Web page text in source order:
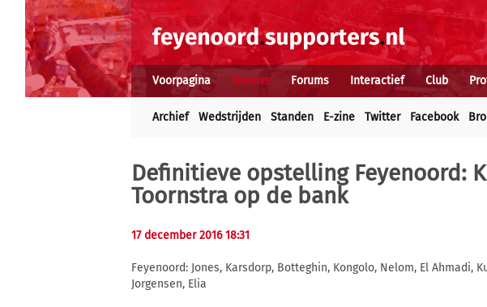
Voorpagina Nieuws Forums Interactief Club
Archief Wedstrijden Standen E-zine Twitter Facebook
Definitieve opstelling Feyenoord:
Toornstra op de bank
17 december 2016 18:31
Feyenoord: Jones, Karsdorp, Botteghin, Kongolo, Nelom, El Ahmadi,
Jorgensen, Elia